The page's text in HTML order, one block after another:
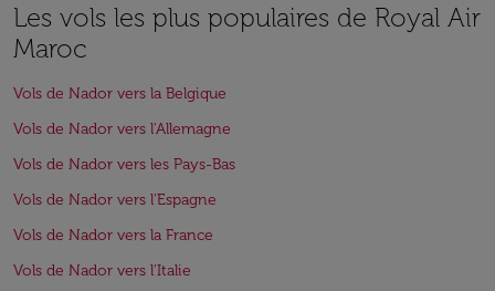
Les vols les plus populaires de Royal Air
Maroc
Vols de Nador vers la Belgique
Vols de Nador vers l'Allemagne
Vols de Nador vers les Pays-Bas
Vols de Nador vers l'Espagne
Vols de Nador vers la France
Vols de Nador vers l'Italie